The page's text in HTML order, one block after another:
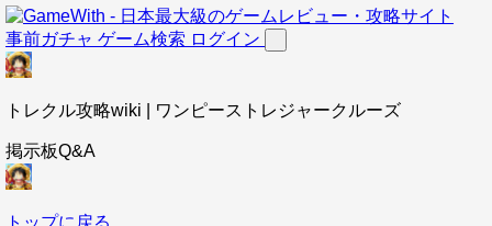
事前ガチャ ゲーム検索 ログイン
トレクル攻略wiki | ワンピーストレジャークルーズ
掲示板Q&A
トップに戻る